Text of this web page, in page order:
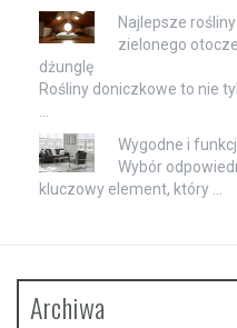
Najlepsze
zielonego
dżunglę
Rośliny doniczkowe to nie
…
Wygodne i
Wybór
kluczowy element, który …
Archiwa